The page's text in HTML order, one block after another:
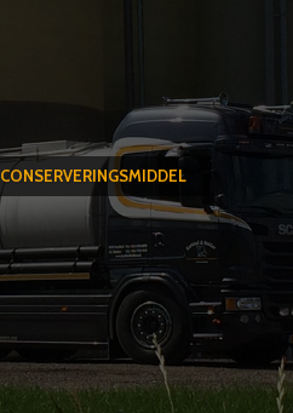
CONSERVERINGSMIDDEL